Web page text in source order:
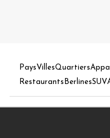
PaysVillesQuartiers
Restaurants BerlinesSUV